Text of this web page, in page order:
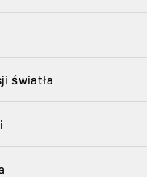
światła